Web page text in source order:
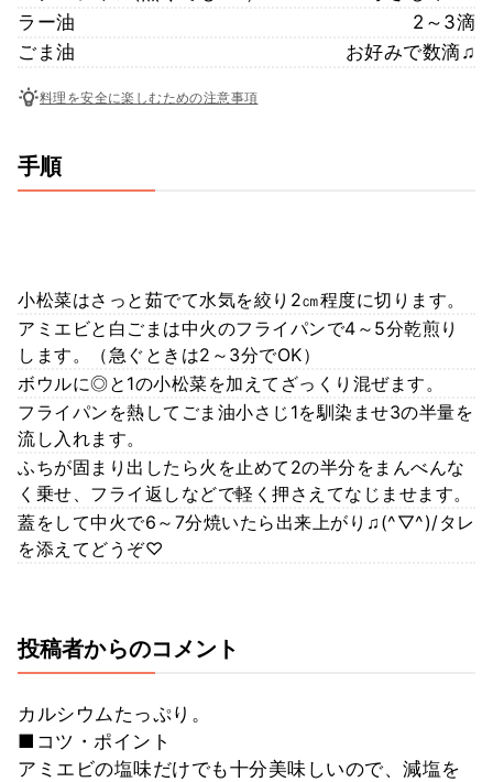
ラー油
2～3滴
ごま油
お好みで数滴♫
料理を安全に楽しむための注意事項
手順
小松菜はさっと茹でて水気を絞り2㎝程度に切ります。
アミエビと白ごまは中火のフライパンで4～5分乾煎り
します。（急ぐときは2～3分でOK）
ボウルに◎と1の小松菜を加えてざっくり混ぜます。
フライパンを熱してごま油小さじ1を馴染ませ3の半量を
流し入れます。
ふちが固まり出したら火を止めて2の半分をまんべんな
く乗せ、フライ返しなどで軽く押さえてなじませます。
蓋をして中火で6～7分焼いたら出来上がり♫(^▽^)/タレ
を添えてどうぞ♡
投稿者からのコメント
カルシウムたっぷり。
■コツ・ポイント
アミエビの塩味だけでも十分美味しいので、減塩を